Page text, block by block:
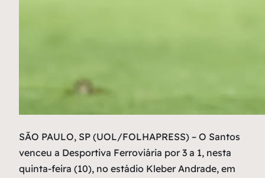
SÃO PAULO, SP (UOL/FOLHAPRESS) – O Santos
venceu a Desportiva Ferroviária por 3 a 1, nesta
quinta-feira (10), no estádio Kleber Andrade, em